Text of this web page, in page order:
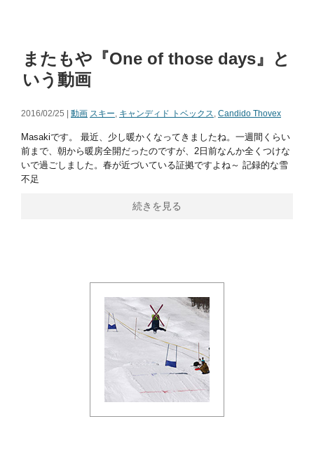
またもや『One of those days』と
いう動画
2016/02/25 | 動画 スキー, キャンディド トベックス, Candido Thovex
Masakiです。 最近、少し暖かくなってきましたね。一週間くらい
前まで、朝から暖房全開だったのですが、2日前なんか全くつけな
いで過ごしました。春が近づいている証拠ですよね～ 記録的な雪
不足
続きを見る